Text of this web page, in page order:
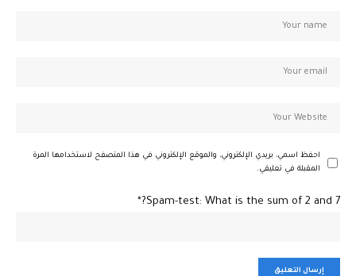
احفظ اسمي، بريدي الإلكتروني، والموقع الإلكتروني في هذا المتصفح لاستخدامها المرة
المقبلة في تعليقي.
Spam-test: What is the sum of 2 and 7?*